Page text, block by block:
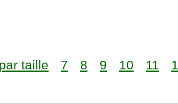
taille 7 8 9 10 11